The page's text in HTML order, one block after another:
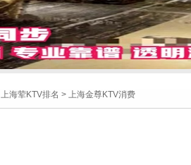
上海荤KTV排名 > 上海金尊KTV消费